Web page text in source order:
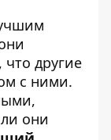
что другие
с ними.
они